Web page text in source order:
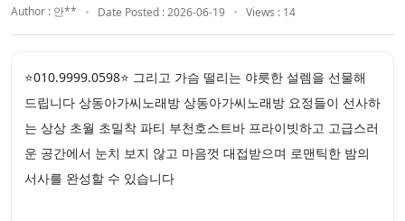
Author : 안** Date Posted : 2026-06-19 Views : 14
⭐010.9999.0598⭐ 그리고 가슴 떨리는 야릇한 설렘을 선물해
드립니다 상동아가씨노래방 상동아가씨노래방 요정들이 선사하
는 상상 초월 초밀착 파티 부천호스트바 프라이빗하고 고급스러
운 공간에서 눈치 보지 않고 마음껏 대접받으며 로맨틱한 밤의
서사를 완성할 수 있습니다